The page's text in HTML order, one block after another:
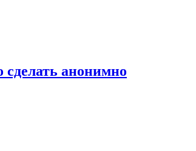
анонимно